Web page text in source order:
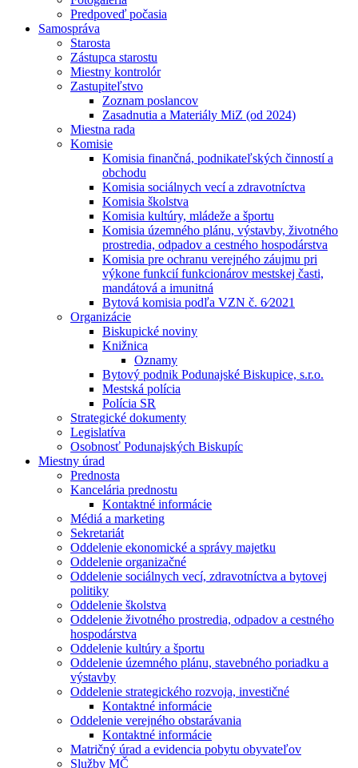
Predpoveď počasia
Samospráva
Starosta
Zástupca starostu
Miestny kontrolór
Zastupiteľstvo
Zoznam poslancov
Zasadnutia a Materiály MiZ (od 2024)
Miestna rada
Komisie
Komisia finančná, podnikateľských činností a
obchodu
Komisia sociálnych vecí a zdravotníctva
Komisia školstva
Komisia kultúry, mládeže a športu
Komisia územného plánu, výstavby, životného
prostredia, odpadov a cestného hospodárstva
Komisia pre ochranu verejného záujmu pri
výkone funkcií funkcionárov mestskej časti,
mandátová a imunitná
Bytová komisia podľa VZN č. 6⁄2021
Organizácie
Biskupické noviny
Knižnica
Oznamy
Bytový podnik Podunajské Biskupice, s.r.o.
Mestská polícia
Polícia SR
Strategické dokumenty
Legislatíva
Osobnosť Podunajských Biskupíc
Miestny úrad
Prednosta
Kancelária prednostu
Kontaktné informácie
Médiá a marketing
Sekretariát
Oddelenie ekonomické a správy majetku
Oddelenie organizačné
Oddelenie sociálnych vecí, zdravotníctva a bytovej
politiky
Oddelenie školstva
Oddelenie životného prostredia, odpadov a cestného
hospodárstva
Oddelenie kultúry a športu
Oddelenie územného plánu, stavebného poriadku a
výstavby
Oddelenie strategického rozvoja, investičné
Kontaktné informácie
Oddelenie verejného obstarávania
Kontaktné informácie
Matričný úrad a evidencia pobytu obyvateľov
Služby MČ